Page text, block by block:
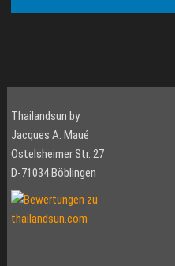
Thailandsun by
Jacques A. Maué
Ostelsheimer Str. 27
D-71034 Böblingen